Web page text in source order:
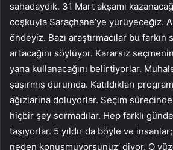
sahadaydık. 31 Mart akşamı
coşkuyla Saraçhane’ye yürüyeceğiz.
öndeyiz. Bazı araştırmacılar bu farkın
artacağını söylüyor. Kararsız
yana kullanacağını belirtiyorlar.
şaşırmış durumda. Katıldıkları
ağızlarına doluyorlar. Seçim
hiçbir şey sormadılar. Hep farklı
taşıyorlar. 5 yıldır da böyle ve
neden konuşmuyorsunuz’ diyor. O